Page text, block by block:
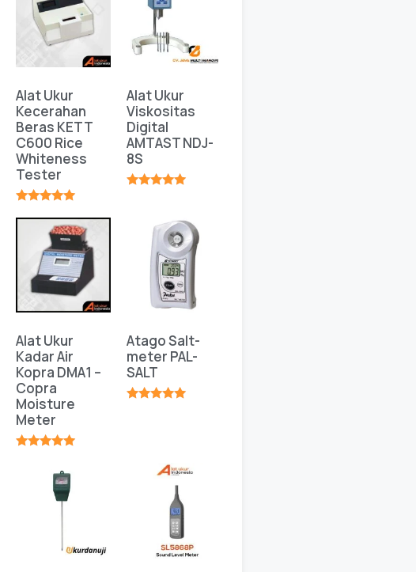
Alat Ukur
Kecerahan
Beras KETT
C600 Rice
Whiteness
Tester
Alat Ukur
Viskositas
Digital
AMTAST NDJ-
8S
Alat Ukur
Kadar Air
Kopra DMA1 –
Copra
Moisture
Meter
Atago Salt-
meter PAL-
SALT